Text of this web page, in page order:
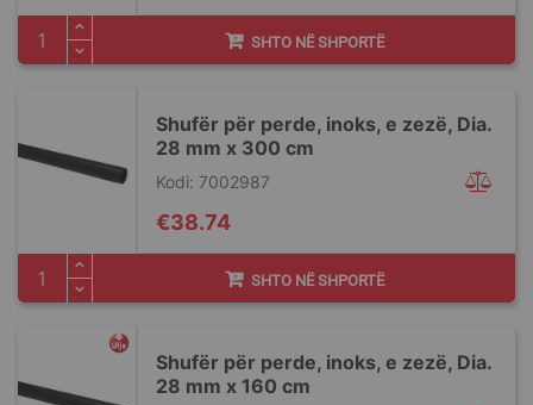
SHTO NË SHPORTË
Shufër për perde, inoks, e zezë, Dia.
28 mm x 300 cm
Kodi: 7002987
€38.74
SHTO NË SHPORTË
Shufër për perde, inoks, e zezë, Dia.
28 mm x 160 cm